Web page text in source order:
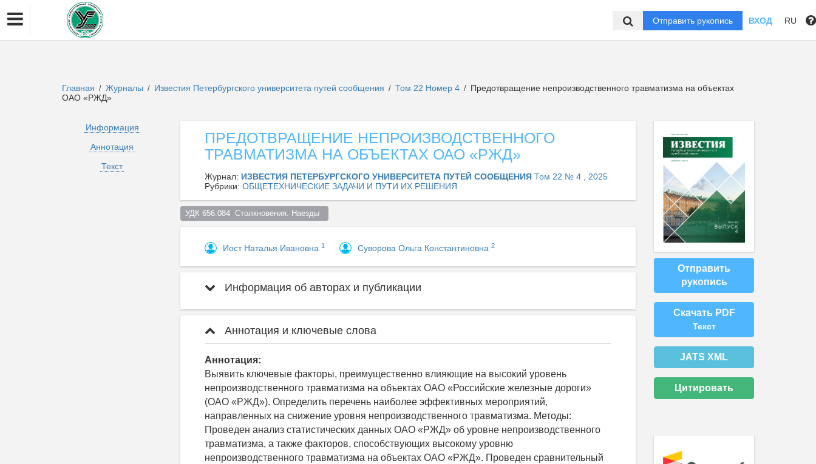
Отправить рукопись ВХОД RU
Главная / Журналы / Известия Петербургского университета путей сообщения / Том 22 Номер 4 / Предотвращение непроизводственного травматизма на объектах
ОАО «РЖД»
Информация
Аннотация
Текст
ПРЕДОТВРАЩЕНИЕ НЕПРОИЗВОДСТВЕННОГО
ТРАВМАТИЗМА НА ОБЪЕКТАХ ОАО «РЖД»
Журнал: ИЗВЕСТИЯ ПЕТЕРБУРГСКОГО УНИВЕРСИТЕТА ПУТЕЙ СООБЩЕНИЯ Том 22 № 4 , 2025
Рубрики: ОБЩЕТЕХНИЧЕСКИЕ ЗАДАЧИ И ПУТИ ИХ РЕШЕНИЯ
УДК 656.084  Столкновения. Наезды
Иост Наталья Ивановна 1 Суворова Ольга Константиновна 2
Информация об авторах и публикации
Аннотация и ключевые слова
Аннотация:
Выявить ключевые факторы, преимущественно влияющие на высокий уровень
непроизводственного травматизма на объектах ОАО «Российские железные дороги»
(ОАО «РЖД»). Определить перечень наиболее эффективных мероприятий,
направленных на снижение уровня непроизводственного травматизма. Методы:
Проведен анализ статистических данных ОАО «РЖД» об уровне непроизводственного
травматизма, а также факторов, способствующих высокому уровню
непроизводственного травматизма на объектах ОАО «РЖД». Проведен сравнительный
Отправить
рукопись
Скачать PDF
Текст
JATS XML
Цитировать